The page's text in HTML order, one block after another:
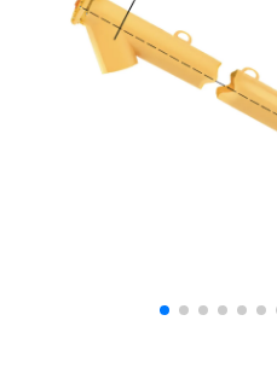
Телескопические загрузчики
Датчики
Промышленные вибраторы
Дробильно-сортировочный
Модернизация и